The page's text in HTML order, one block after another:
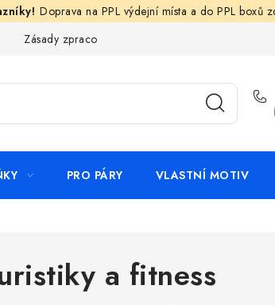
Doprava na PPL výdejní místa a do PPL boxů
Zásady zpracování ochrany osobních údajů
PRO PÁRY VLASTNÍ MOTIV
a fitness